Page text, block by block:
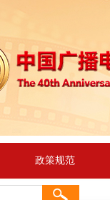
政策规范